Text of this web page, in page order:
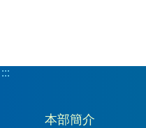
:::
:::
本部簡介